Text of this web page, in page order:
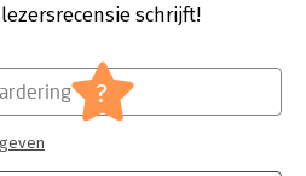
,Juridisch schrijft!
?